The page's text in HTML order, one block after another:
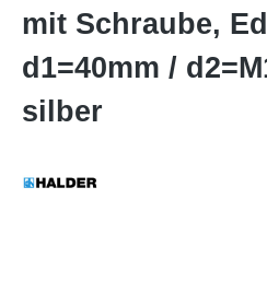
mit Schraube,
d1=40mm /
silber